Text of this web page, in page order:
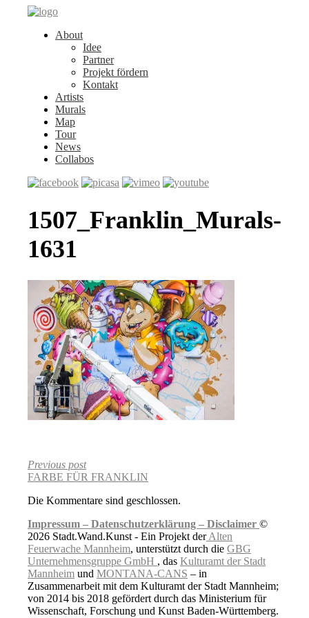
About
Idee
Partner
Projekt fördern
Kontakt
Artists
Murals
Map
Tour
News
Collabos
1507_Franklin_Murals-
1631
Previous post
FARBE FÜR FRANKLIN
Die Kommentare sind geschlossen.
Impressum – Datenschutzerklärung – Disclaimer ©
2026 Stadt.Wand.Kunst - Ein Projekt derAlten
Feuerwache Mannheim, unterstützt durch die GBG
Unternehmensgruppe GmbH , das Kulturamt der Stadt
Mannheim und MONTANA-CANS – in
Zusammenarbeit mit dem Kulturamt der Stadt Mannheim;
von 2014 bis 2018 gefördert durch das Ministerium für
Wissenschaft, Forschung und Kunst Baden-Württemberg.